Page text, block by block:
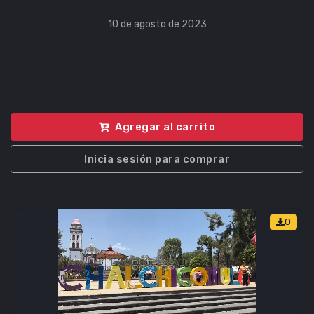
10 de agosto de 2023
Agregar al carrito
Inicia sesión para comprar
0